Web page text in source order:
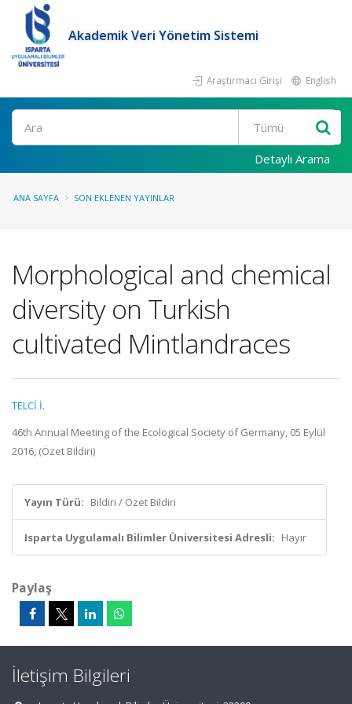
Akademik Veri Yönetim Sistemi
Araştırmacı Girişi English
Ara
Detaylı Arama
ANA SAYFA SON EKLENEN YAYINLAR
Morphological and chemical
diversity on Turkish
cultivated Mintlandraces
TELCİ İ.
46th Annual Meeting of the Ecological Society of Germany, 05 Eylül
2016, (Özet Bildiri)
Yayın Türü: Bildiri / Özet Bildiri
Isparta Uygulamalı Bilimler Üniversitesi Adresli: Hayır
Paylaş
İletişim Bilgileri